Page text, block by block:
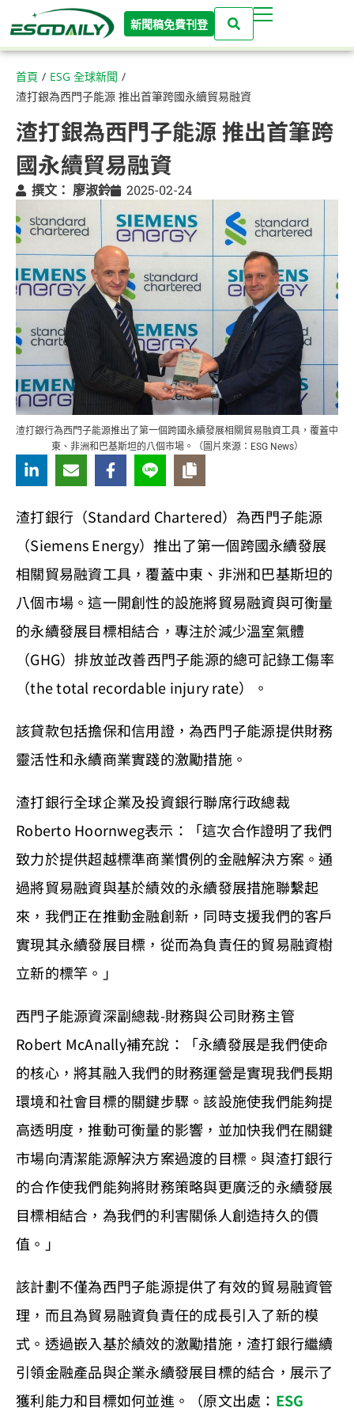
新聞稿免費刊登
首頁 / ESG 全球新聞 /
渣打銀為西門子能源 推出首筆跨國永續貿易融資
渣打銀為西門子能源 推出首筆跨
國永續貿易融資
撰文： 廖淑鈴 2025-02-24
渣打銀行為西門子能源推出了第一個跨國永續發展相關貿易融資工具，覆蓋中
東、非洲和巴基斯坦的八個市場。（圖片來源：ESG News）
渣打銀行（Standard Chartered）為西門子能源
（Siemens Energy）推出了第一個跨國永續發展
相關貿易融資工具，覆蓋中東、非洲和巴基斯坦的
八個市場。這一開創性的設施將貿易融資與可衡量
的永續發展目標相結合，專注於減少溫室氣體
（GHG）排放並改善西門子能源的總可記錄工傷率
（the total recordable injury rate）。
該貸款包括擔保和信用證，為西門子能源提供財務
靈活性和永續商業實踐的激勵措施。
渣打銀行全球企業及投資銀行聯席行政總裁
Roberto Hoornweg表示：「這次合作證明了我們
致力於提供超越標準商業慣例的金融解決方案。通
過將貿易融資與基於績效的永續發展措施聯繫起
來，我們正在推動金融創新，同時支援我們的客戶
實現其永續發展目標，從而為負責任的貿易融資樹
立新的標竿。」
西門子能源資深副總裁-財務與公司財務主管
Robert McAnally補充說：「永續發展是我們使命
的核心，將其融入我們的財務運營是實現我們長期
環境和社會目標的關鍵步驟。該設施使我們能夠提
高透明度，推動可衡量的影響，並加快我們在關鍵
市場向清潔能源解決方案過渡的目標。與渣打銀行
的合作使我們能夠將財務策略與更廣泛的永續發展
目標相結合，為我們的利害關係人創造持久的價
值。」
該計劃不僅為西門子能源提供了有效的貿易融資管
理，而且為貿易融資負責任的成長引入了新的模
式。透過嵌入基於績效的激勵措施，渣打銀行繼續
引領金融產品與企業永續發展目標的結合，展示了
獲利能力和目標如何並進。（原文出處： ESG